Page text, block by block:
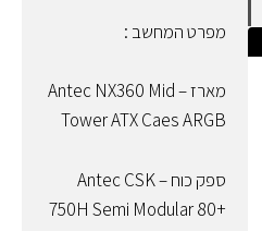
מפרט המחשב :
מארז – Antec NX360 Mid
Tower ATX Caes ARGB
ספק כוח – Antec CSK
750H Semi Modular 80+